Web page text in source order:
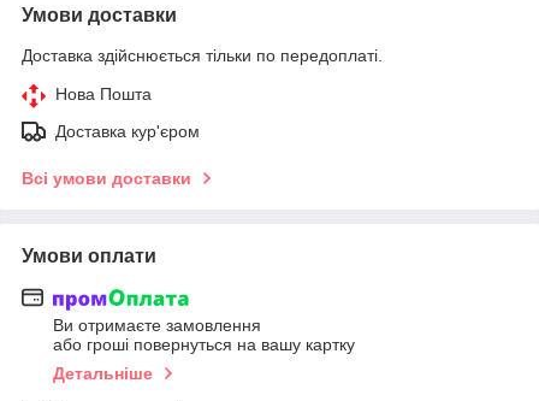
Умови доставки
Доставка здійснюється тільки по передоплаті.
Нова Пошта
Доставка кур'єром
Всі умови доставки
Умови оплати
Ви отримаєте замовлення
або гроші повернуться на вашу картку
Детальніше